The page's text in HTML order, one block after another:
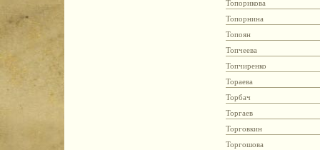
Топорикова
Топорнина
Топоян
Топчеева
Топчиренко
Тораева
Торбач
Торгаев
Торговкин
Торгошова